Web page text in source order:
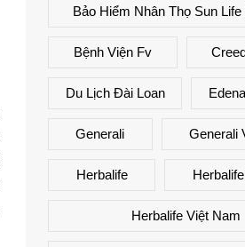
Bảo Hiểm Nhân Thọ Sun
Bệnh Viện Fv
Du Lịch Đài Loan Edena
Generali Generali
Herbalife
Herbalife Việt Nam